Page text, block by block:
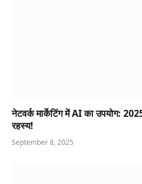
नेटवर्क मार्केटिंग में AI का उपयोग:
रहस्य!
September 8, 2025